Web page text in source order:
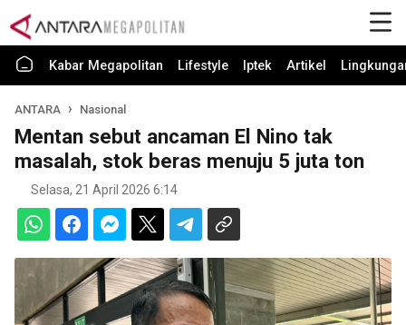
Kabar Megapolitan Lifestyle Iptek Artikel
ANTARA Nasional
Mentan sebut ancaman El Nino tak
masalah, stok beras menuju 5 juta ton
Selasa, 21 April 2026 6:14